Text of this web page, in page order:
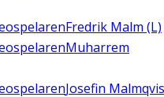
Fredrik Malm (L)
Muharrem
Josefin